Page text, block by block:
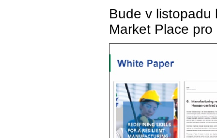
Bude v listopadu
Market Place